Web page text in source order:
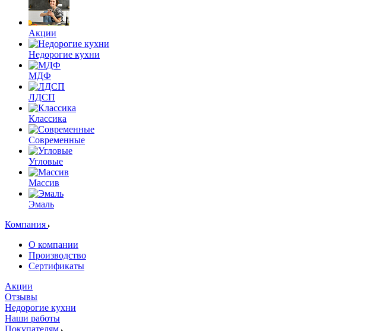
Акции
Недорогие кухни
МДФ
ЛДСП
Классика
Современные
Угловые
Массив
Эмаль
Компания
О компании
Производство
Сертификаты
Акции
Отзывы
Недорогие кухни
Наши работы
Покупателям